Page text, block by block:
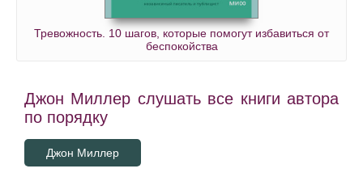
Тревожность. 10 шагов, которые помогут избавиться от
беспокойства
Джон Миллер слушать все книги автора
по порядку
Джон Миллер